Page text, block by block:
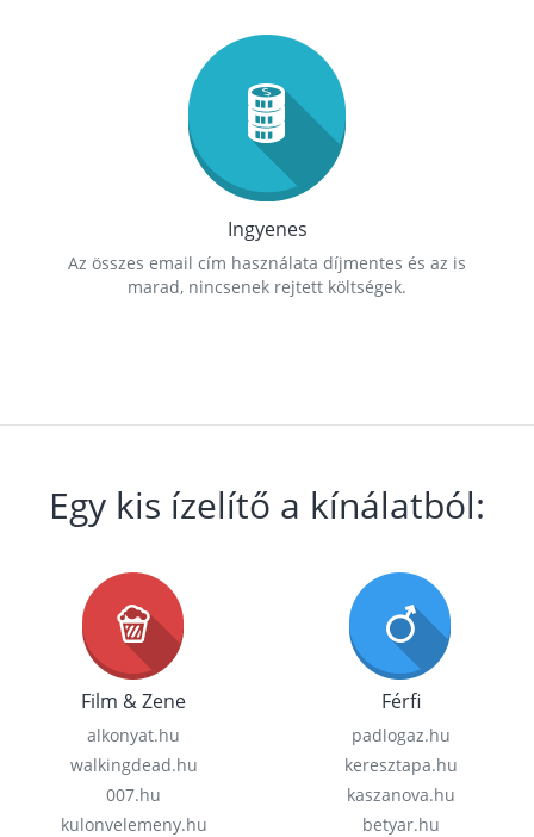
Ingyenes
Az összes email cím használata díjmentes és az is
marad, nincsenek rejtett költségek.
Egy kis ízelítő a kínálatból:
Film & Zene
alkonyat.hu
walkingdead.hu
007.hu
kulonvelemeny.hu
Férfi
padlogaz.hu
keresztapa.hu
kaszanova.hu
betyar.hu